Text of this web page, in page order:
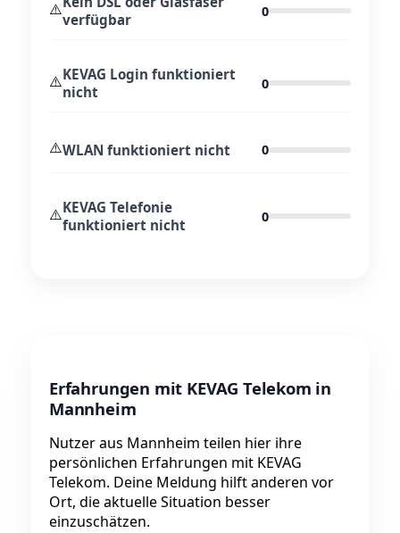
⚠️
verfügbar
0
⚠️KEVAG Login funktioniert
nicht
0
⚠️WLAN funktioniert nicht 0
⚠️KEVAG Telefonie
funktioniert nicht
0
Erfahrungen mit KEVAG Telekom in
Mannheim
Nutzer aus Mannheim teilen hier ihre
persönlichen Erfahrungen mit KEVAG
Telekom. Deine Meldung hilft anderen vor
Ort, die aktuelle Situation besser
einzuschätzen.